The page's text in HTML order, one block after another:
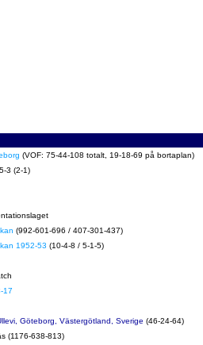
(VOF: 75-44-108 totalt, 19-18-69 på bortaplan)
3 (2-1)
(992-601-696 / 407-301-437)
1952-53 (10-4-8 / 5-1-5)
17
Göteborg, Västergötland, Sverige (46-24-64)
(1176-638-813)